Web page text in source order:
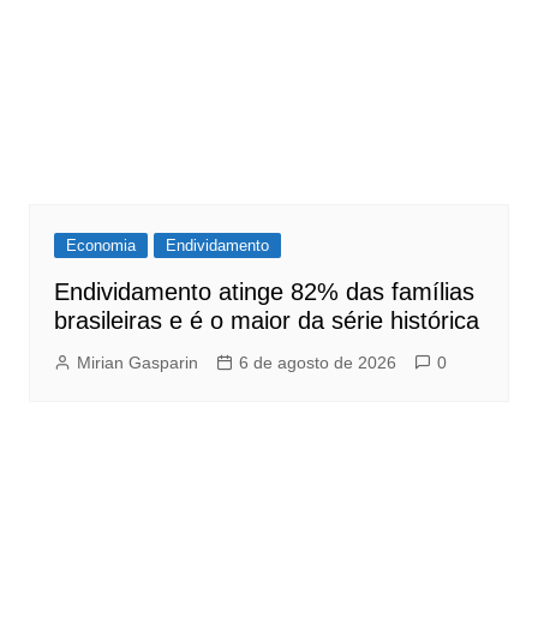
Economia Endividamento
Endividamento atinge 82% das famílias
brasileiras e é o maior da série histórica
Mirian Gasparin 6 de agosto de 2026 0